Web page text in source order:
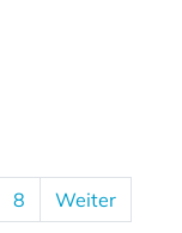
8 Weiter